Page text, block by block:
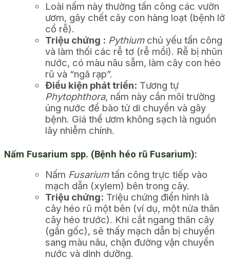
Loài nấm này thường tấn công các vườn
ươm, gây chết cây con hàng loạt (bệnh lở
cổ rễ).
Triệu chứng : Pythiumchủ yếu tấn công
và làm thối các rễ tơ (rễ mồi). Rễ bị nhũn
nước, có màu nâu sẫm, làm cây con héo
rũ và “ngã rạp”.
Điều kiện phát triển:
Phytophthora, nấm này cần môi trường
úng nước để bào tử di chuyển và gây
bệnh. Giá thể ươm không sạch là nguồn
lây nhiễm chính.
Nấm Fusarium spp. (Bệnh héo rũ Fusarium):
Nấm Fusariumtấn công trực tiếp vào
mạch dẫn (xylem) bên trong cây.
Triệu chứng: Triệu chứng điển hình là
cây héo rũ một bên (ví dụ, một nửa thân
cây héo trước). Khi cắt ngang thân cây
(gần gốc), sẽ thấy mạch dẫn bị chuyển
sang màu nâu, chặn đường vận chuyển
nước và dinh dưỡng.